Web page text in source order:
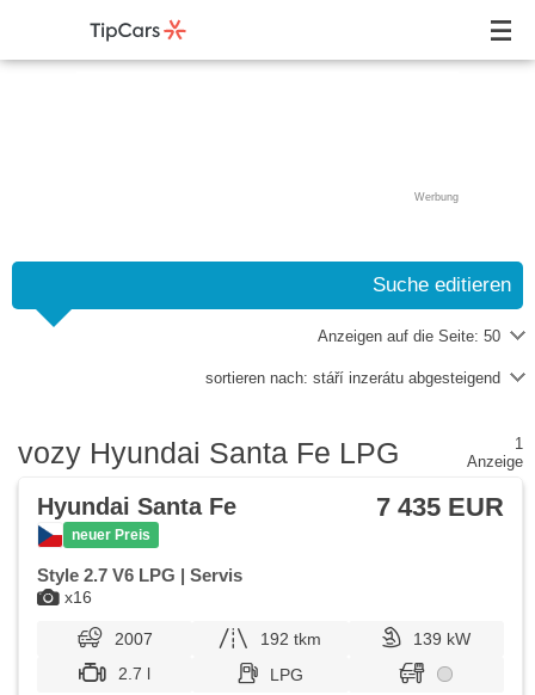
Werbung
Suche editieren
Anzeigen auf die Seite: 50
sortieren nach: stáří inzerátu abgesteigend
vozy Hyundai Santa Fe LPG
1
Anzeige
x16
Hyundai Santa Fe
neuer Preis
7 435 EUR
Style 2.7 V6 LPG | Servis
2007 192 tkm
139 kW
2.7 l
LPG